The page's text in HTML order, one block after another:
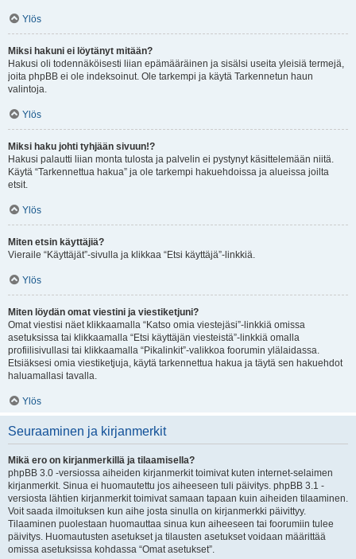
Ylös
Miksi hakuni ei löytänyt mitään?
Hakusi oli todennäköisesti liian epämääräinen ja sisälsi useita yleisiä termejä,
joita phpBB ei ole indeksoinut. Ole tarkempi ja käytä Tarkennetun haun
valintoja.
Ylös
Miksi haku johti tyhjään sivuun!?
Hakusi palautti liian monta tulosta ja palvelin ei pystynyt käsittelemään niitä.
Käytä “Tarkennettua hakua” ja ole tarkempi hakuehdoissa ja alueissa joilta
etsit.
Ylös
Miten etsin käyttäjiä?
Vieraile “Käyttäjät”-sivulla ja klikkaa “Etsi käyttäjä”-linkkiä.
Ylös
Miten löydän omat viestini ja viestiketjuni?
Omat viestisi näet klikkaamalla “Katso omia viestejäsi”-linkkiä omissa
asetuksissa tai klikkaamalla “Etsi käyttäjän viesteistä”-linkkiä omalla
profiilisivullasi tai klikkaamalla “Pikalinkit”-valikkoa foorumin ylälaidassa.
Etsiäksesi omia viestiketjuja, käytä tarkennettua hakua ja täytä sen hakuehdot
haluamallasi tavalla.
Ylös
Seuraaminen ja kirjanmerkit
Mikä ero on kirjanmerkillä ja tilaamisella?
phpBB 3.0 -versiossa aiheiden kirjanmerkit toimivat kuten internet-selaimen
kirjanmerkit. Sinua ei huomautettu jos aiheeseen tuli päivitys. phpBB 3.1 -
versiosta lähtien kirjanmerkit toimivat samaan tapaan kuin aiheiden tilaaminen.
Voit saada ilmoituksen kun aihe josta sinulla on kirjanmerkki päivittyy.
Tilaaminen puolestaan huomauttaa sinua kun aiheeseen tai foorumiin tulee
päivitys. Huomautusten asetukset ja tilausten asetukset voidaan määrittää
omissa asetuksissa kohdassa “Omat asetukset”.